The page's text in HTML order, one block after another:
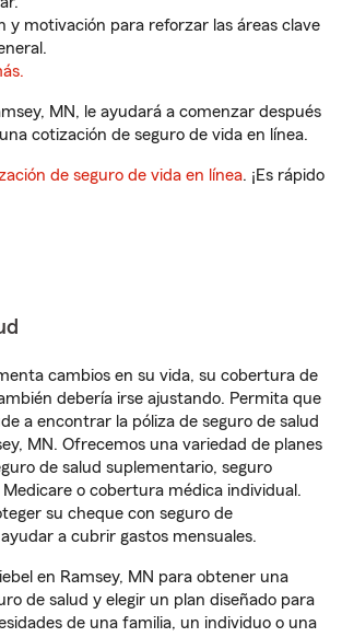
y motivación para reforzar las áreas clave
MN, le ayudará a comenzar después
cotización de seguro de vida en línea.
de seguro de vida en línea. ¡Es rápido
cambios en su vida, su cobertura de
debería irse ajustando. Permita que
a encontrar la póliza de seguro de salud
MN. Ofrecemos una variedad de planes
de salud suplementario, seguro
o cobertura médica individual.
su cheque con seguro de
a cubrir gastos mensuales.
en Ramsey, MN para obtener una
de salud y elegir un plan diseñado para
de una familia, un individuo o una